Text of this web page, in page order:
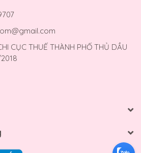
CỤC THUẾ THÀNH PHỐ THỦ DẦU